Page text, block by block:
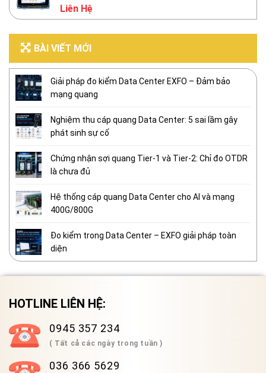
Liên Hệ
BÀI VIẾT MỚI
Giải pháp đo kiểm Data Center EXFO – Đảm bảo
mạng quang
Nghiệm thu cáp quang Data Center: 5 sai lầm gây
phát sinh sự cố
Chứng nhận sợi quang Tier-1 và Tier-2: Chỉ đo OTDR
là chưa đủ
Hệ thống cáp quang Data Center cho AI và mạng
400G/800G
Đo kiểm trong Data Center – EXFO giải pháp toàn
diện
HOTLINE LIÊN HỆ:
0945 357 234
( Tất cả các ngày trong tuần )
036 366 5629